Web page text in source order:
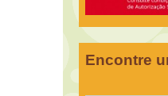
Encontre